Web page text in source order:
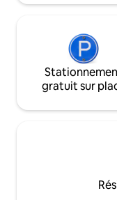
gratuit sur